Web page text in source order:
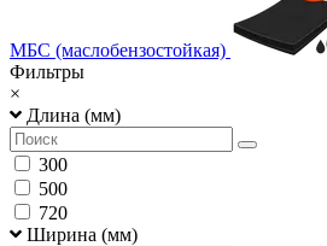
МБС (маслобензостойкая)
Фильтры
×
Длина (мм)
300
500
720
Ширина (мм)